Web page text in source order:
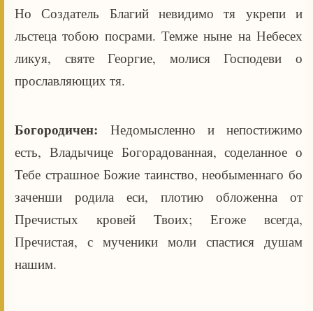
Но Создатель Благий невидимо тя укрепи и
льстеца тобою посрами. Темже ныне на Небесех
ликуя, святе Георгие, молися Господеви о
прославляющих тя.
Богородичен: Недомысленно и непостижимо
есть, Владычице Богорадованная, соделанное о
Тебе страшное Божие таинство, необыменнаго бо
заченши родила еси, плотию обложенна от
Пречистых кровей Твоих; Егоже всегда,
Пречистая, с мученики моли спастися душам
нашим.